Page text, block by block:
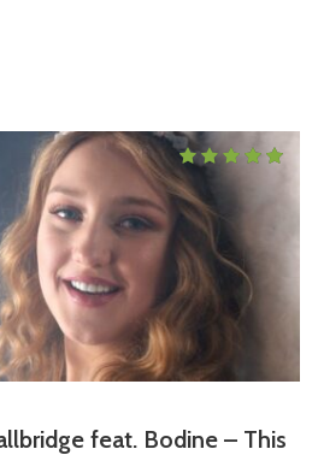
feat. Bodine – This